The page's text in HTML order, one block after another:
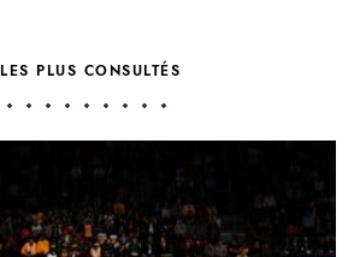
LES PLUS CONSULTÉS